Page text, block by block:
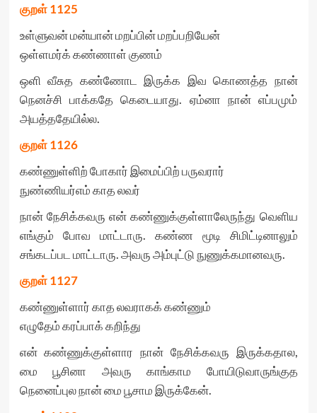
குறள்1125
உள்ளுவன் மன்யான் மறப்பின் மறப்பறியேன்
ஒள்ளமர்க் கண்ணாள் குணம்
ஒளி வீசுத கண்ணோட இருக்க இவ கொணத்த நான்
நெனச்சி பாக்கதே கெடையாது. ஏம்னா நான் எப்பமும்
அயத்ததேயில்ல.
குறள்1126
கண்ணுள்ளிற் போகார் இமைப்பிற் பருவரார்
நுண்ணியர்எம் காத லவர்
நான் நேசிக்கவரு என் கண்ணுக்குள்ளாலேருந்து வெளிய
எங்கும் போவ மாட்டாரு. கண்ண மூடி சிமிட்டினாலும்
சங்கடப்பட மாட்டாரு. அவரு அம்புட்டு நுணுக்கமானவரு.
குறள்1127
கண்ணுள்ளார் காத லவராகக் கண்ணும்
எழுதேம் கரப்பாக் கறிந்து
என் கண்ணுக்குள்ளார நான் நேசிக்கவரு இருக்கதால,
மை பூசினா அவரு காங்காம போயிடுவாருங்குத
நெனைப்புல நான் மை பூசாம இருக்கேன்.